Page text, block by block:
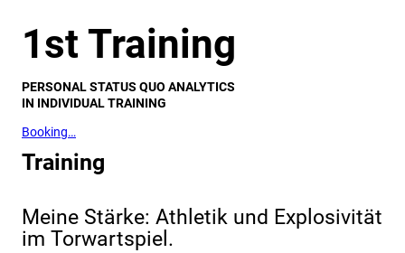
1st Training
PERSONAL STATUS QUO ANALYTICS
IN INDIVIDUAL TRAINING
Booking…
Training
Meine Stärke: Athletik und Explosivität
im Torwartspiel.